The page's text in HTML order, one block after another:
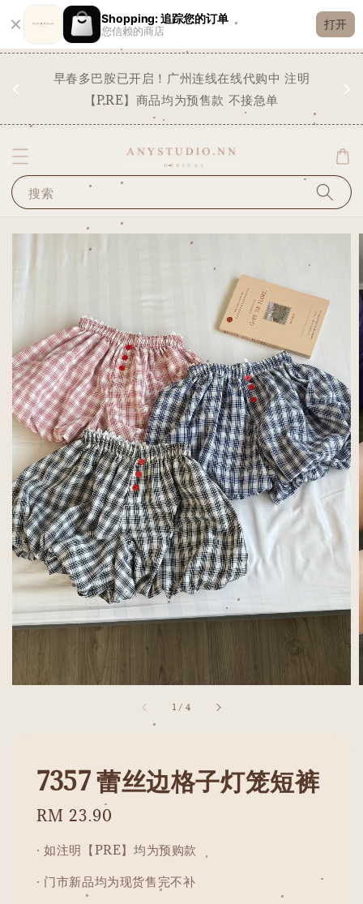
Shopping: 追踪您的订单
您信赖的商店
打开
早春多巴胺已开启！广州连线在线代购中 注明
【PRE】商品均为预售款 不接急单
搜索
1 / 4
7357 蕾丝边格子灯笼短裤
Regular
RM 23.90
· 如注明【PRE】均为预购款
· 门市新品均为现货售完不补